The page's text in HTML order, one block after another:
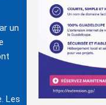
un
Les